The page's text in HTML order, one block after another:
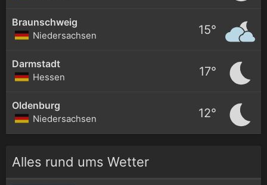
Braunschweig
Niedersachsen 15°
Darmstadt
Hessen 17°
Oldenburg
Niedersachsen 12°
Alles rund ums Wetter